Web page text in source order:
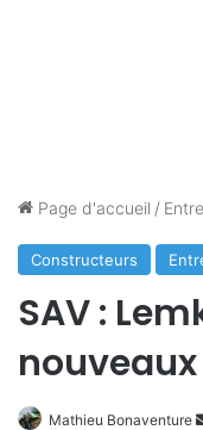
Page d'accueil /
Constructeurs
SAV :
Mathieu Bonaventure